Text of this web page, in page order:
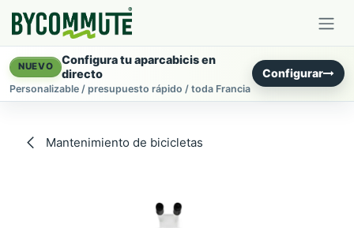
NUEVO
Configura tu aparcabicis en
directo
Personalizable / presupuesto rápido / toda Francia
Configurar
Mantenimiento de bicicletas